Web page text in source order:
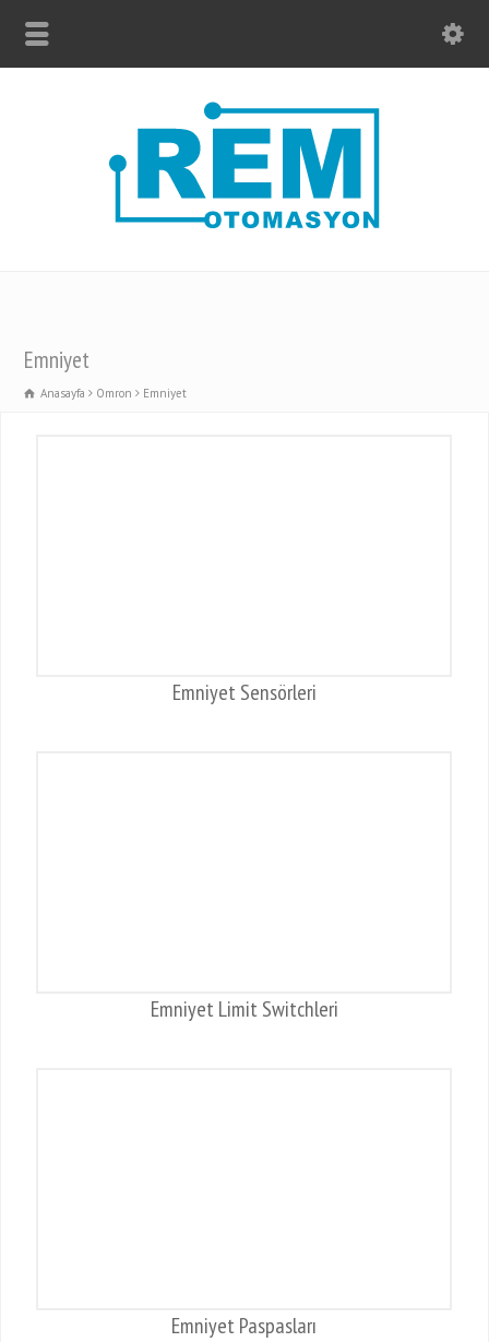
Emniyet
Anasayfa Omron Emniyet
Emniyet Sensörleri
Emniyet Limit Switchleri
Emniyet Paspasları